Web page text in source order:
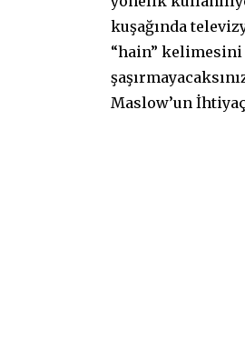
kuşağında
“hain” kelimesini
Maslow’un